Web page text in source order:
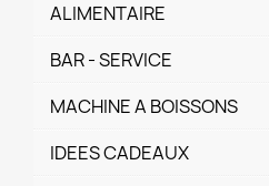
ALIMENTAIRE
BAR - SERVICE
MACHINE A BOISSONS
IDEES CADEAUX